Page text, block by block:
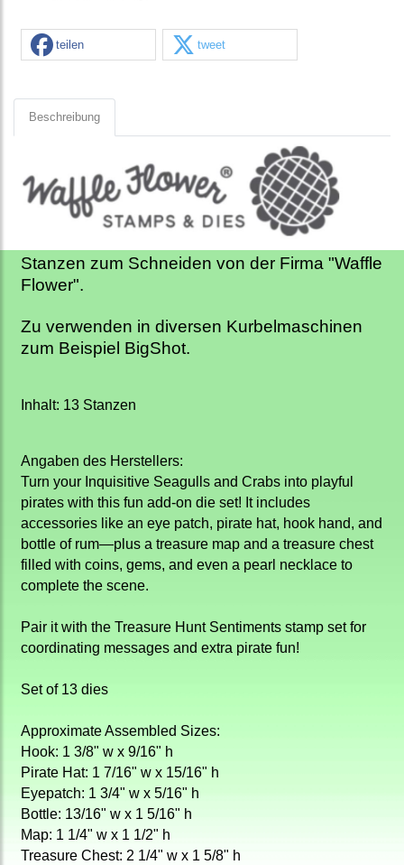
teilen tweet
Beschreibung
Stanzen zum Schneiden von der Firma "Waffle
Flower".
Zu verwenden in diversen Kurbelmaschinen
zum Beispiel BigShot.
Inhalt: 13 Stanzen
Angaben des Herstellers:
Turn your Inquisitive Seagulls and Crabs into playful
pirates with this fun add-on die set! It includes
accessories like an eye patch, pirate hat, hook hand, and
bottle of rum—plus a treasure map and a treasure chest
filled with coins, gems, and even a pearl necklace to
complete the scene.
Pair it with the Treasure Hunt Sentiments stamp set for
coordinating messages and extra pirate fun!
Set of 13 dies
Approximate Assembled Sizes:
Hook: 1 3/8" w x 9/16" h
Pirate Hat: 1 7/16" w x 15/16" h
Eyepatch: 1 3/4" w x 5/16" h
Bottle: 13/16" w x 1 5/16" h
Map: 1 1/4" w x 1 1/2" h
Treasure Chest: 2 1/4" w x 1 5/8" h